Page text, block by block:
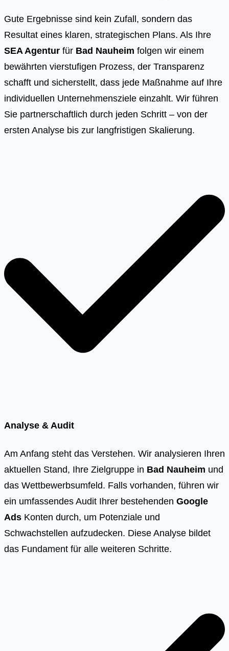
Gute Ergebnisse sind kein Zufall, sondern das
Resultat eines klaren, strategischen Plans. Als Ihre
SEA Agentur für Bad Nauheim folgen wir einem
bewährten vierstufigen Prozess, der Transparenz
schafft und sicherstellt, dass jede Maßnahme auf Ihre
individuellen Unternehmensziele einzahlt. Wir führen
Sie partnerschaftlich durch jeden Schritt – von der
ersten Analyse bis zur langfristigen Skalierung.
Analyse & Audit
Am Anfang steht das Verstehen. Wir analysieren Ihren
aktuellen Stand, Ihre Zielgruppe in Bad Nauheim und
das Wettbewerbsumfeld. Falls vorhanden, führen wir
ein umfassendes Audit Ihrer bestehenden Google
Ads Konten durch, um Potenziale und
Schwachstellen aufzudecken. Diese Analyse bildet
das Fundament für alle weiteren Schritte.